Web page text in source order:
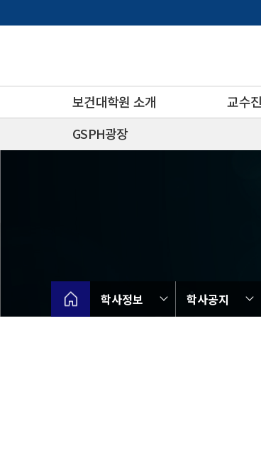
로
보건대학원 소개 교수진
GSPH광장
학사정보 학사공지